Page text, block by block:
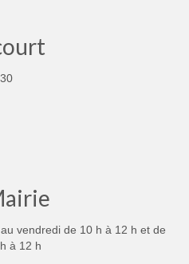
vendredi de 10 h à 12 h et de
à 12 h